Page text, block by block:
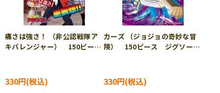
痛さは強さ！ （非公認戦隊ア
キバレンジャー） 150ピー
330円
カーズ （ジョジョの奇妙な冒
険） 150ピース ジグソーパ
330円